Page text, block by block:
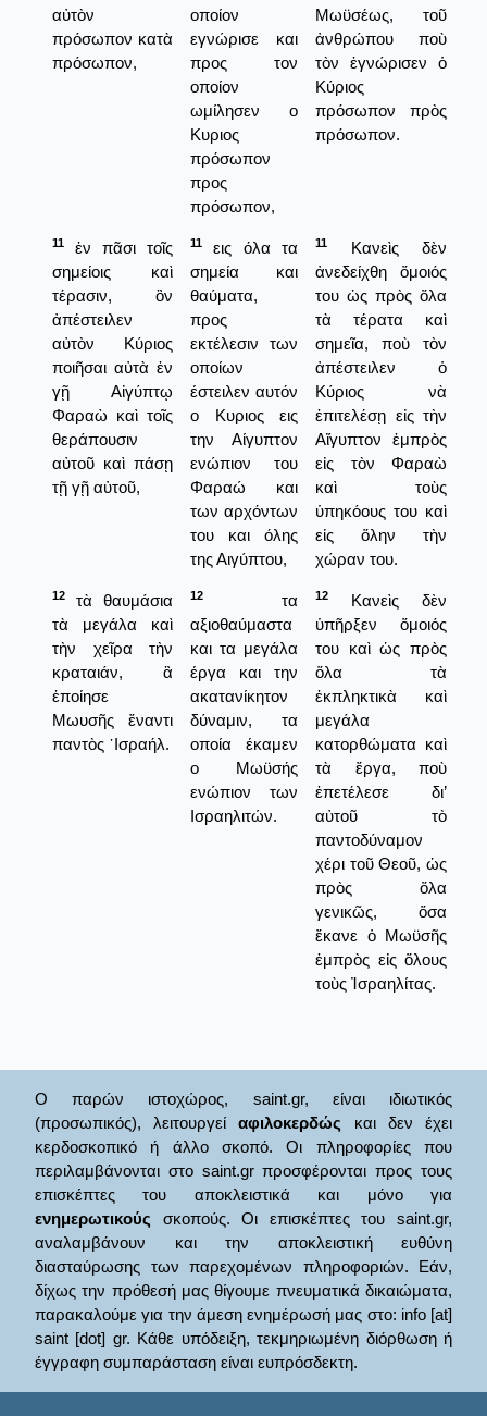
αὐτὸν
πρόσωπον κατὰ
πρόσωπον,
οποίον
εγνώρισε και
προς τον
οποίον
ωμίλησεν ο
Κυριος
πρόσωπον
προς
πρόσωπον,
Μωϋσέως, τοῦ
ἀνθρώπου ποὺ
τὸν ἐγνώρισεν ὁ
Κύριος
πρόσωπον πρὸς
πρόσωπον.
11
ἐν πᾶσι τοῖς
σημείοις καὶ
τέρασιν, ὃν
ἀπέστειλεν
αὐτὸν Κύριος
ποιῆσαι αὐτὰ ἐν
γῇ Αἰγύπτῳ
Φαραὼ καὶ τοῖς
θεράπουσιν
αὐτοῦ καὶ πάσῃ
τῇ γῇ αὐτοῦ,
11
εις όλα τα
σημεία και
θαύματα,
προς
εκτέλεσιν των
οποίων
έστειλεν αυτόν
ο Κυριος εις
την Αίγυπτον
ενώπιον του
Φαραώ και
των αρχόντων
του και όλης
της Αιγύπτου,
11
Κανεὶς δὲν
ἀνεδείχθη ὅμοιός
του ὡς πρὸς ὅλα
τὰ τέρατα καὶ
σημεῖα, ποὺ τὸν
ἀπέστειλεν ὁ
Κύριος νὰ
ἐπιτελέσῃ εἰς τὴν
Αἴγυπτον ἐμπρὸς
εἰς τὸν Φαραὼ
καὶ τοὺς
ὑπηκόους του καὶ
εἰς ὅλην τὴν
χώραν του.
12
τὰ θαυμάσια
τὰ μεγάλα καὶ
τὴν χεῖρα τὴν
κραταιάν, ἃ
ἐποίησε
Μωυσῆς ἔναντι
παντὸς ᾿Ισραήλ.
12
τα
αξιοθαύμαστα
και τα μεγάλα
έργα και την
ακατανίκητον
δύναμιν, τα
οποία έκαμεν
ο Μωϋσής
ενώπιον των
Ισραηλιτών.
12
Κανεὶς δὲν
ὑπῆρξεν ὅμοιός
του καὶ ὡς πρὸς
ὅλα τὰ
ἐκπληκτικὰ καὶ
μεγάλα
κατορθώματα καὶ
τὰ ἔργα, ποὺ
ἐπετέλεσε δι’
αὐτοῦ τὸ
παντοδύναμον
χέρι τοῦ Θεοῦ, ὡς
πρὸς ὅλα
γενικῶς, ὅσα
ἔκανε ὁ Μωϋσῆς
ἐμπρὸς εἰς ὅλους
τοὺς Ἰσραηλίτας.
Ο παρών ιστοχώρος, saint.gr, είναι ιδιωτικός
(προσωπικός), λειτουργείαφιλοκερδώς και δεν έχει
κερδοσκοπικό ή άλλο σκοπό. Οι πληροφορίες που
περιλαμβάνονται στο saint.gr προσφέρονται προς τους
επισκέπτες του αποκλειστικά και μόνο για
ενημερωτικούς σκοπούς. Οι επισκέπτες του saint.gr,
αναλαμβάνουν και την αποκλειστική ευθύνη
διασταύρωσης των παρεχομένων πληροφοριών. Εάν,
δίχως την πρόθεσή μας θίγουμε πνευματικά δικαιώματα,
παρακαλούμε για την άμεση ενημέρωσή μας στο: info [at]
saint [dot] gr. Κάθε υπόδειξη, τεκμηριωμένη διόρθωση ή
έγγραφη συμπαράσταση είναι ευπρόσδεκτη.